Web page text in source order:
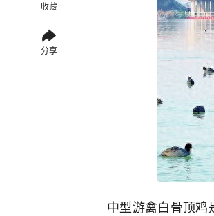
收藏
分享
中型游禽白骨顶